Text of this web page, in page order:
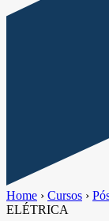
Home › Cursos ›
ELÉTRICA